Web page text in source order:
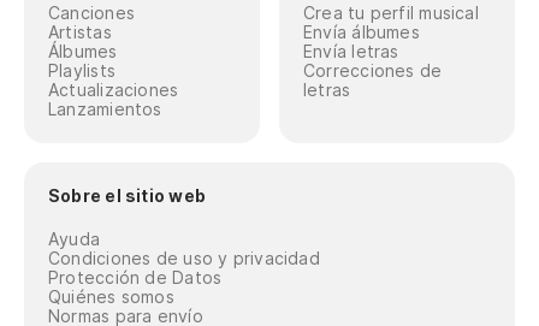
Canciones
Artistas
Álbumes
Playlists
Actualizaciones
Lanzamientos
Crea tu perfil musical
Envía álbumes
Envía letras
Correcciones de
letras
Sobre el sitio web
Ayuda
Condiciones de uso y privacidad
Protección de Datos
Quiénes somos
Normas para envío